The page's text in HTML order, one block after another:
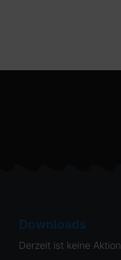
Downloads
Derzeit ist keine Aktion